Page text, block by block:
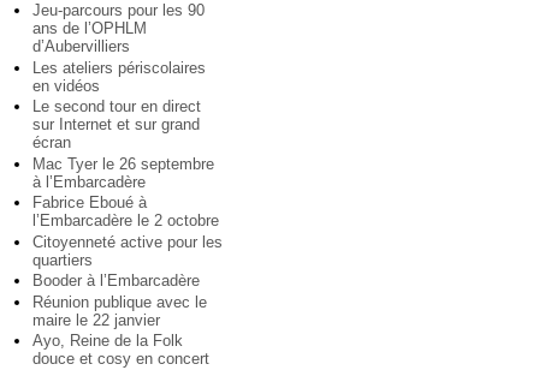
Jeu-parcours pour les 90
ans de l’OPHLM
d’Aubervilliers
Les ateliers périscolaires
en vidéos
Le second tour en direct
sur Internet et sur grand
écran
Mac Tyer le 26 septembre
à l’Embarcadère
Fabrice Eboué à
l’Embarcadère le 2 octobre
Citoyenneté active pour les
quartiers
Booder à l’Embarcadère
Réunion publique avec le
maire le 22 janvier
Ayo, Reine de la Folk
douce et cosy en concert